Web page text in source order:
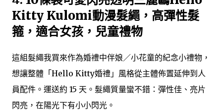
Kitty Kulomi動漫髮繩，高彈性髮
箍，適合女孩，兒童禮物
這組髮繩我買來作為婚禮中伴娘／小花童的紀念小禮物，
想讓整體「Hello Kitty婚禮」風格從主體佈置延伸到人
員配件。運送約 15 天。髮繩質量蠻不錯：彈性佳、亮片
閃亮，在陽光下有小小閃光。